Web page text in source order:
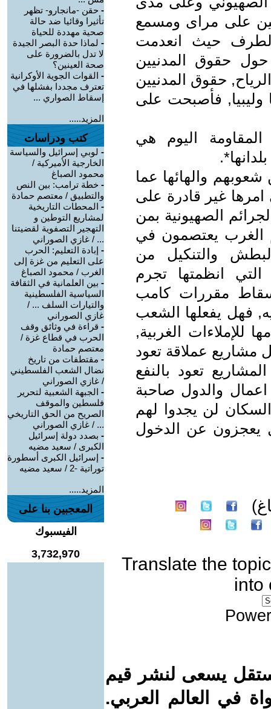
على مراى ومسمع
حيث انعدمت
حول حقوق المدنيين
حقوق المدنيين
وليبيا, فأصبحت على
اليوم هي
والهائها عما
غير قادرة على
الصهيونية بمن
الغرب يعتصمون في
والتنكيل من
انظمتها تجرم
مقررات كامب
فهل يفعلها الشعب
للإملاءات الغربية,
مشاريع عملاقة تعود
تعود بالنفع
والدول صاحبة
لن يجدوا لهم
يعجزون عن الدخول
Translate the topic
into
يسعى لنشر قيم
في العالم العربي.
- حقن -مانجارو- تظهر
تأثيرا وقائيا ضد حالة
صحية مهددة للحياة
- لماذا حدة البصر الجيدة
لا تدل بالضرورة على
صحة العينين؟
- القوات الجوية الأوكرانية
تعترف مجددا بفشلها في
إسقاط الصواري ...
المزيد.....
كتب ودراسات
- لوبي إسرائيل والسياسة
الخارجية الأميركية /
محمود الصباغ
- خطة ترامب: بين النص
والتطبيق / معتصم حمادة
- المحطات التاريخية
لمشاريع التوطين و
التهجير التصفوية لقضيتنا
... / غازي الصوراني
- إبادة التعليم: الحرب
على التعليم من غزة إلى
الغرب / محمود الصباغ
- بين العلمانية في الثقافة
السياسية الفلسطينية
والتيارات السلف ... /
غازي الصوراني
- قراءة في وثائق وقف
الحرب في قطاع غزة /
معتصم حمادة
- مقتطفات من تاريخ
نضال الشعب الفلسطيني
/ غازي الصوراني
- الجبهة الشعبية لتحرير
فلسطين والموقف
الصريح من الحق التاريخي
... / غازي الصوراني
- بصدد دولة إسرائيل
الكبرى / سعيد مضيه
- إسرائيل الكبرى أسطورة
توراتية -2 / سعيد مضيه
المزيد.....
المعجبين بنا على
الفيسبوك
3,732,970